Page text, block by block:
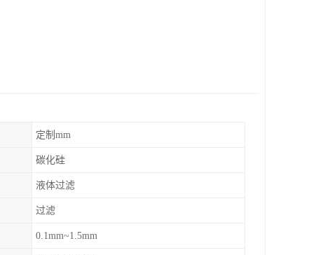
定制mm
碳化硅
液体过滤
过滤
0.1mm~1.5mm